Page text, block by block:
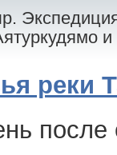
и
реки
после